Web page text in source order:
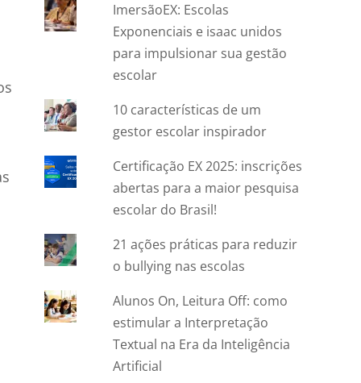
ImersãoEX: Escolas
Exponenciais e isaac unidos
para impulsionar sua gestão
escolar
10 características de um
gestor escolar inspirador
Certificação EX 2025: inscrições
abertas para a maior pesquisa
escolar do Brasil!
21 ações práticas para reduzir
o bullying nas escolas
Alunos On, Leitura Off: como
estimular a Interpretação
Textual na Era da Inteligência
Artificial